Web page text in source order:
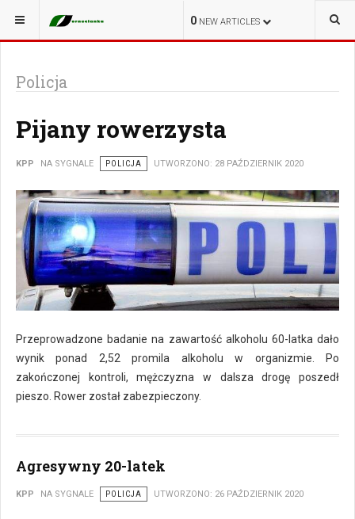
0 NEW ARTICLES
JESTEŚ TUTAJ:
Policja
Pijany rowerzysta
KPP NA SYGNALE POLICJA UTWORZONO: 28 PAŹDZIERNIK 2020
Przeprowadzone badanie na zawartość alkoholu 60-latka dało
wynik ponad 2,52 promila alkoholu w organizmie. Po
zakończonej kontroli, mężczyzna w dalsza drogę poszedł
pieszo. Rower został zabezpieczony.
Agresywny 20-latek
KPP NA SYGNALE POLICJA UTWORZONO: 26 PAŹDZIERNIK 2020